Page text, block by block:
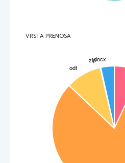
VRSTA PRENOSA